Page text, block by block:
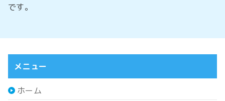
です。
メニュー
ホーム